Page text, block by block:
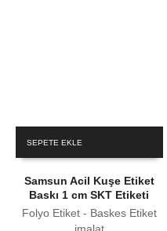
SEPETE EKLE
Samsun Acil Kuşe Etiket
Baskı 1 cm SKT Etiketi
Folyo Etiket - Baskes Etiket